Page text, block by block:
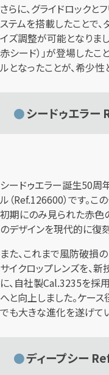
さらに、グライドロックと
ステムを搭載したことで
イズ調整が可能となりまし
赤シード）」が登場した
ルとなったことが、希少
シードゥエラー
シードゥエラー誕生50周
ル（Ref.126600）です。こ
初期にのみ見られた赤色
のデザインを現代的に復
また、これまで風防破損
サイクロップレンズを、
に、自社製Cal.3235を採
へと向上しました。ケー
でも大きな進化を遂げて
ディープシー